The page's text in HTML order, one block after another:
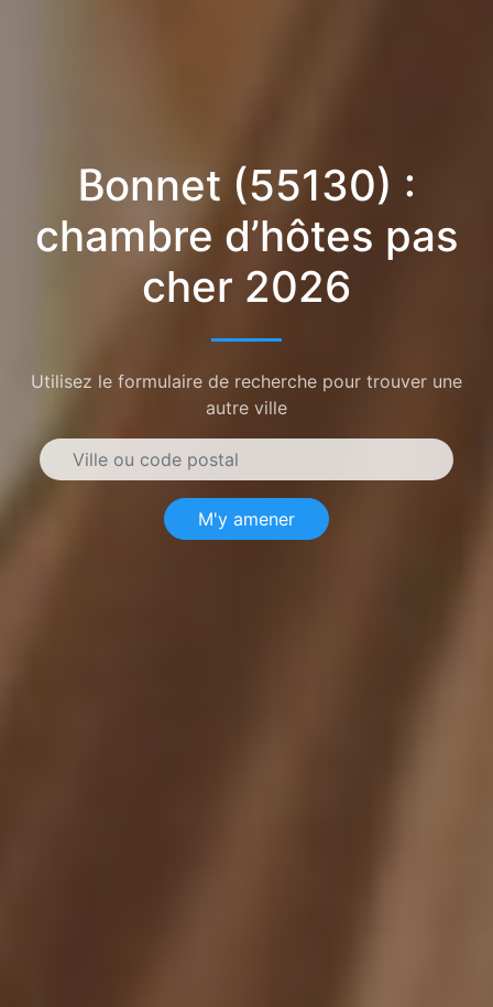
Bonnet (55130) :
chambre d’hôtes pas
cher 2026
Utilisez le formulaire de recherche pour trouver une
autre ville
M'y amener